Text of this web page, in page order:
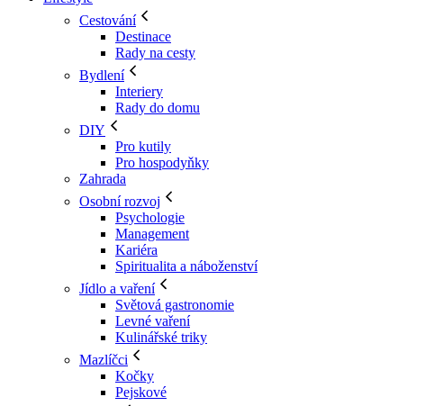
Cestování
Destinace
Rady na cesty
Bydlení
Interiery
Rady do domu
DIY
Pro kutily
Pro hospodyňky
Zahrada
Osobní rozvoj
Psychologie
Management
Kariéra
Spiritualita a náboženství
Jídlo a vaření
Světová gastronomie
Levné vaření
Kulinářské triky
Mazlíčci
Kočky
Pejskové